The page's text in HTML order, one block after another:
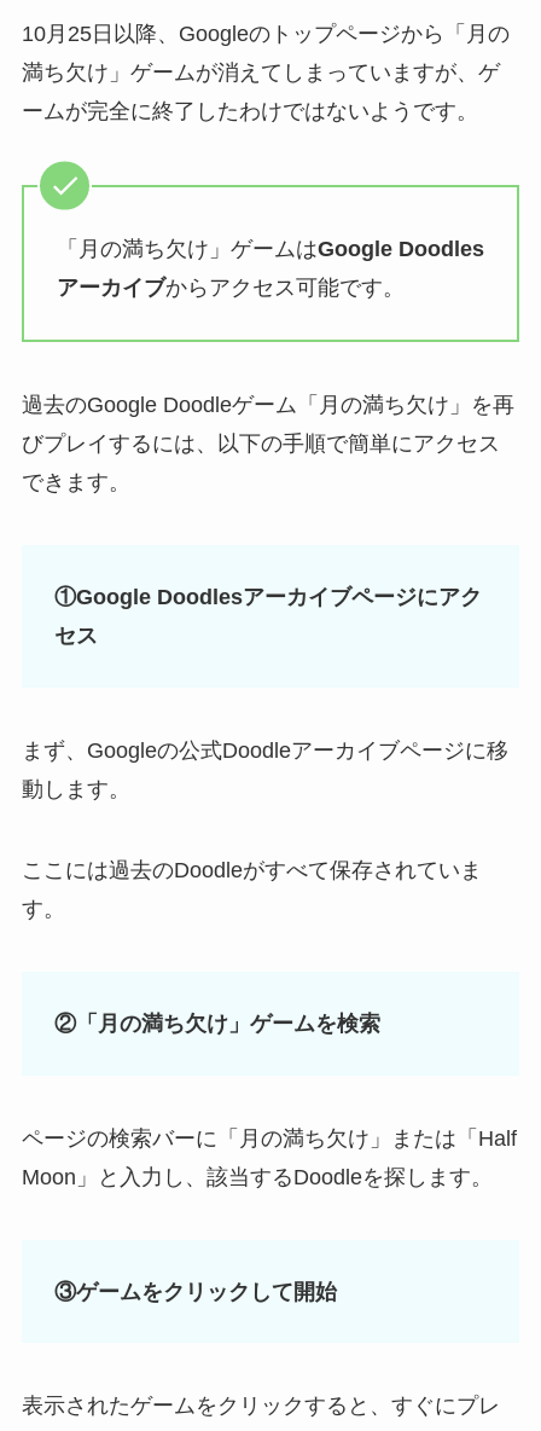
10月25日以降、Googleのトップページから「月の
満ち欠け」ゲームが消えてしまっていますが、ゲ
ームが完全に終了したわけではないようです。
「月の満ち欠け」ゲームはGoogle Doodles
アーカイブからアクセス可能です。
過去のGoogle Doodleゲーム「月の満ち欠け」を再
びプレイするには、以下の手順で簡単にアクセス
できます。
①Google Doodlesアーカイブページにアク
セス
まず、Googleの公式Doodleアーカイブページに移
動します。
ここには過去のDoodleがすべて保存されていま
す。
②「月の満ち欠け」ゲームを検索
ページの検索バーに「月の満ち欠け」または「Half
Moon」と入力し、該当するDoodleを探します。
③ゲームをクリックして開始
表示されたゲームをクリックすると、すぐにプレ